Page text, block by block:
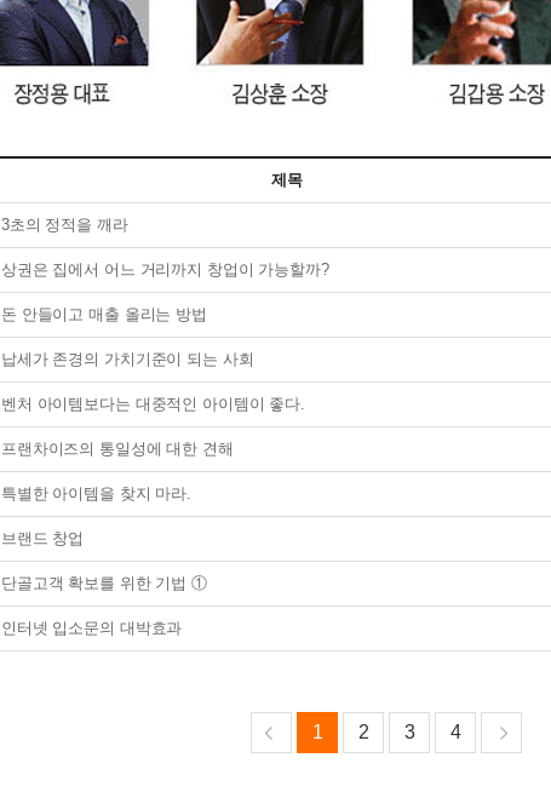
제목
3초의 정적을 깨라
상권은 집에서 어느 거리까지 창업이 가능할까?
돈 안들이고 매출 올리는 방법
납세가 존경의 가치기준이 되는 사회
벤처 아이템보다는 대중적인 아이템이 좋다.
프랜차이즈의 통일성에 대한 견해
특별한 아이템을 찾지 마라.
브랜드 창업
단골고객 확보를 위한 기법 ①
인터넷 입소문의 대박효과
1 2 3 4